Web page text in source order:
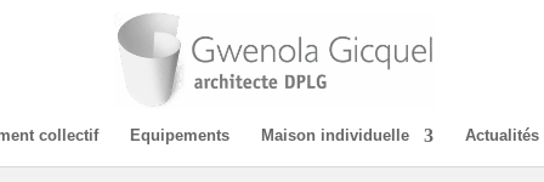
collectif Equipements Maison individuelle Actualités